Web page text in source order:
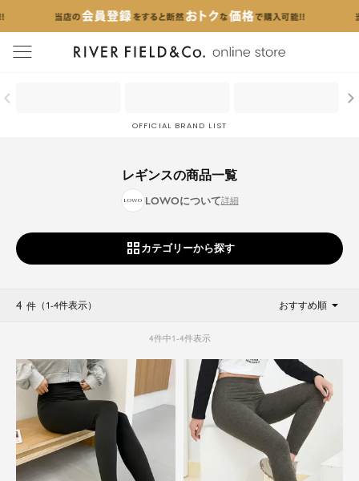
menu
OFFICIAL BRAND LIST
レギンスの商品一覧
LOWOについて
カテゴリーから探す
4 件 （1-4件表示） おすすめ順
4件中1-4件表示